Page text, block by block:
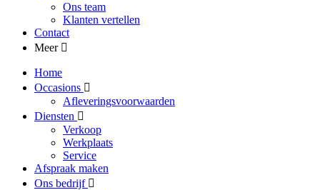
Ons team
Klanten vertellen
Contact
Meer
Home
Occasions
Afleveringsvoorwaarden
Diensten
Verkoop
Werkplaats
Service
Afspraak maken
Ons bedrijf